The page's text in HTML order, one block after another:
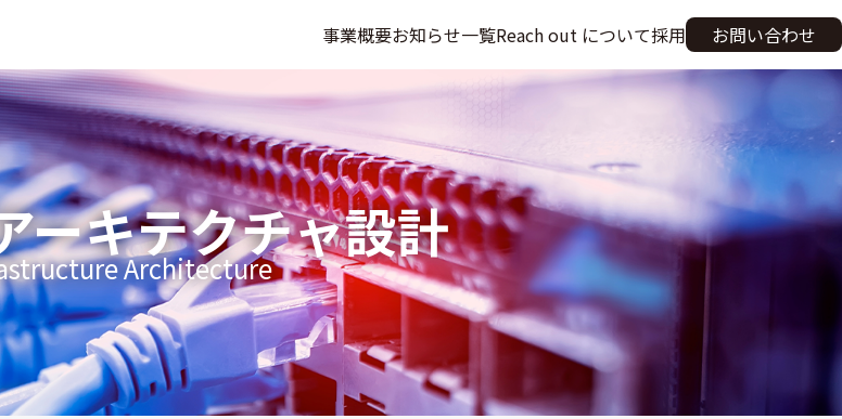
事業概要お知らせ一覧Reach out について採用 お問い合わせ
ーキテクチャ設計
Architecture